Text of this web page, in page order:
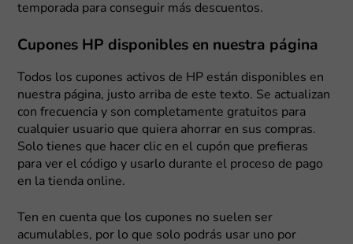
temporada para conseguir más descuentos.
Cupones HP disponibles en nuestra página
Todos los cupones activos de HP están disponibles en
nuestra página, justo arriba de este texto. Se actualizan
con frecuencia y son completamente gratuitos para
cualquier usuario que quiera ahorrar en sus compras.
Solo tienes que hacer clic en el cupón que prefieras
para ver el código y usarlo durante el proceso de pago
en la tienda online.
Ten en cuenta que los cupones no suelen ser
acumulables, por lo que solo podrás usar uno por